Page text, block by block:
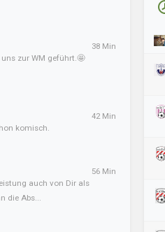
zur WM geführt.🤩
38 Min
komisch.
42 Min
auch von Dir als
die Abs...
56 Min